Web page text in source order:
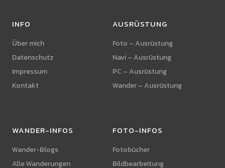
INFO
Über mich
Datenschutz
Impressum
Kontakt
AUSRÜSTUNG
Foto – Ausrüstung
Navi – Ausrüstung
PC – Ausrüstung
Wander – Ausrüstung
WANDER-INFOS
Wander-Blogs
Alle Wanderungen
FOTO-INFOS
Fotobücher
Bildbearbeitung